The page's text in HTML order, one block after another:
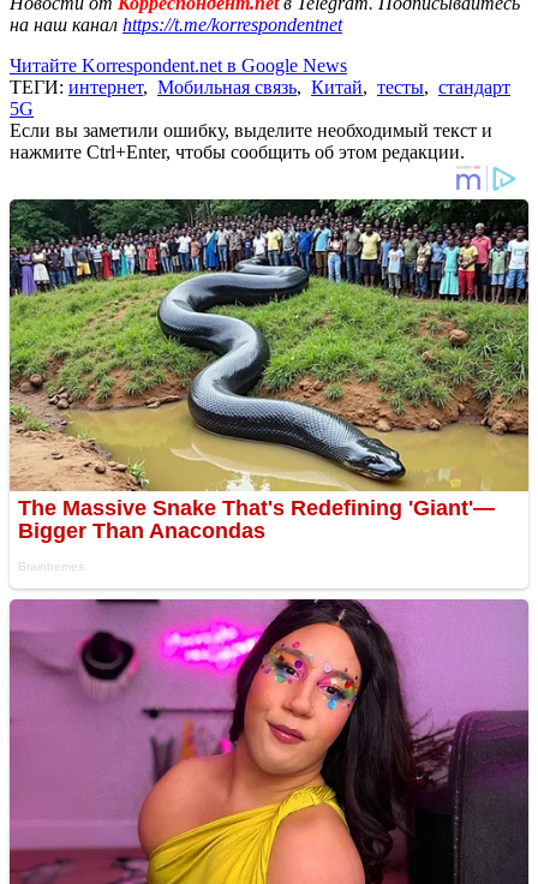
на наш канал https://t.me/korrespondentnet
Читайте Korrespondent.net в Google News
ТЕГИ: интернет, Мобильная связь, Китай, тесты, стандарт
5G
Если вы заметили ошибку, выделите необходимый текст и
нажмите Ctrl+Enter, чтобы сообщить об этом редакции.